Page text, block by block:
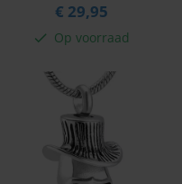
€ 29,95
check Op voorraad